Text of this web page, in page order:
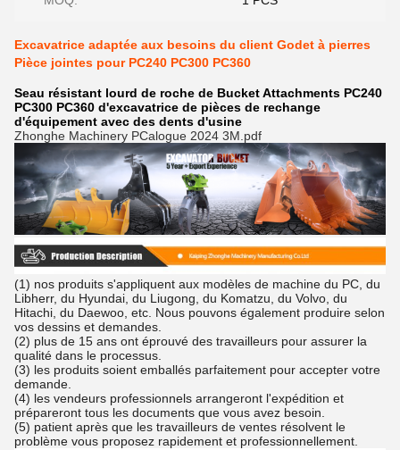
Excavatrice adaptée aux besoins du client Godet à pierres
Pièce jointes pour PC240 PC300 PC360
Seau résistant lourd de roche de Bucket Attachments PC240
PC300 PC360 d'excavatrice de pièces de rechange
d'équipement avec des dents d'usine
Zhonghe Machinery PCalogue 2024 3M.pdf
(1) nos produits s'appliquent aux modèles de machine du PC, du
Libherr, du Hyundai, du Liugong, du Komatzu, du Volvo, du
Hitachi, du Daewoo, etc. Nous pouvons également produire selon
vos dessins et demandes.
(2) plus de 15 ans ont éprouvé des travailleurs pour assurer la
qualité dans le processus.
(3) les produits soient emballés parfaitement pour accepter votre
demande.
(4) les vendeurs professionnels arrangeront l'expédition et
prépareront tous les documents que vous avez besoin.
(5) patient après que les travailleurs de ventes résolvent le
problème vous proposez rapidement et professionnellement.